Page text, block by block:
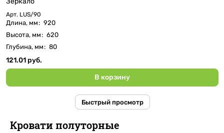
Арт. LUS/90
Длина, мм: 920
Высота, мм: 620
Глубина, мм: 80
121.01 руб.
В корзину
Быстрый просмотр
Кровати полуторные